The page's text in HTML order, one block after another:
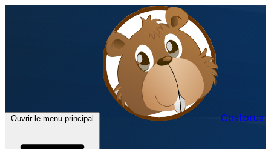
Ouvrir le menu principal Castorus